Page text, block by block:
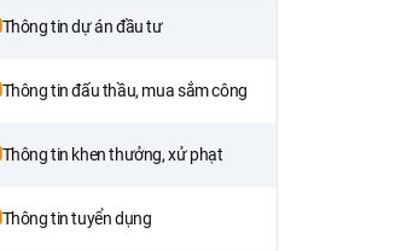
Thông tin dự án đầu tư
Thông tin đấu thầu, mua sắm công
Thông tin khen thưởng, xử phạt
Thông tin tuyển dụng